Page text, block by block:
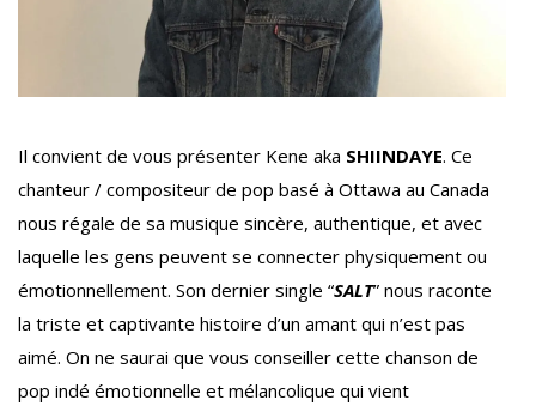
Il convient de vous présenter Kene aka SHIINDAYE. Ce
chanteur / compositeur de pop basé à Ottawa au Canada
nous régale de sa musique sincère, authentique, et avec
laquelle les gens peuvent se connecter physiquement ou
émotionnellement. Son dernier single “SALT” nous raconte
la triste et captivante histoire d’un amant qui n’est pas
aimé. On ne saurai que vous conseiller cette chanson de
pop indé émotionnelle et mélancolique qui vient